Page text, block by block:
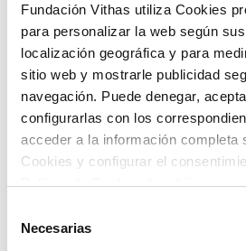
Fundación Vithas utiliza Cookies
para personalizar la web según
localización geográfica y para
sitio web y mostrarle publicidad
navegación. Puede denegar,
configurarlas con los
acceder a la información completa
Cookies y configurar el
Política de Cookies (también
transferencia de datos fuera del
Necesarias
Presentar una carta de
explicando su interés en
epidemiológicos en un
Documentación
Solicitud cumplimentada.
Currículum vitae.
Certificado de